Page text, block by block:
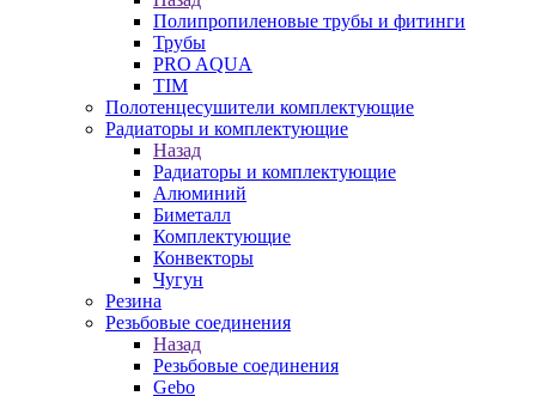
Полипропиленовые трубы и фитинги
Трубы
PRO AQUA
TIM
Полотенцесушители комплектующие
Радиаторы и комплектующие
Назад
Радиаторы и комплектующие
Алюминий
Биметалл
Комплектующие
Конвекторы
Чугун
Резина
Резьбовые соединения
Назад
Резьбовые соединения
Gebo